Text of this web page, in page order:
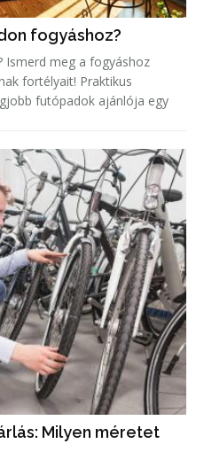
fogyáshoz?
Ismerd meg a fogyáshoz
fortélyait! Praktikus
futópadok ajánlója egy
Milyen méretet